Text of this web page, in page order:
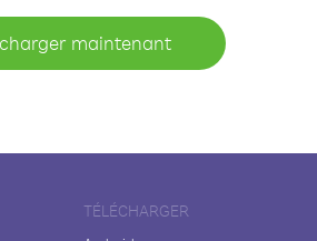
maintenant
TÉLÉCHARGER